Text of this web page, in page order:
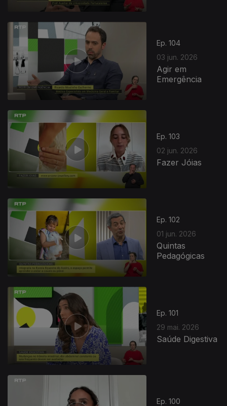
Ep. 104
03 jun. 2026
Agir em
Emergência
Ep. 103
02 jun. 2026
Fazer Jóias
Ep. 102
01 jun. 2026
Quintas
Pedagógicas
Ep. 101
29 mai. 2026
Saúde Digestiva
Ep. 100